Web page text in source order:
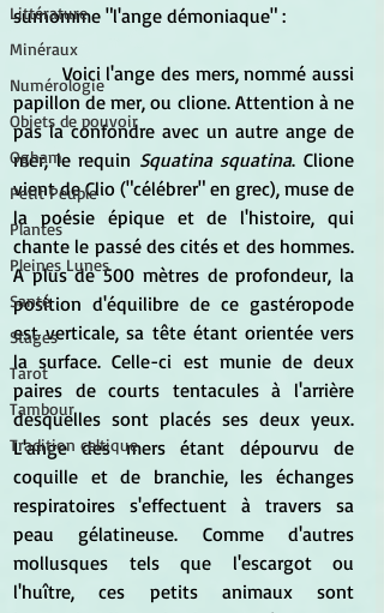
Littérature
Minéraux
Numérologie
Objets de pouvoir
Ogham
Petit Peuple
Plantes
Pleines Lunes
Santé
Stages
Tarot
Tambour
Tradition celtique
surnomme "l'ange démoniaque" :
	Voici l'ange des mers, nommé aussi
papillon de mer, ou clione. Attention à ne
pas la confondre avec un autre ange de
mer, le requin Squatina squatina. Clione
vient de Clio ("célébrer" en grec), muse de
la poésie épique et de l'histoire, qui
chante le passé des cités et des hommes.
A plus de 500 mètres de profondeur, la
position d'équilibre de ce gastéropode
est verticale, sa tête étant orientée vers
la surface. Celle-ci est munie de deux
paires de courts tentacules à l'arrière
desquelles sont placés ses deux yeux.
L'ange des mers étant dépourvu de
coquille et de branchie, les échanges
respiratoires s'effectuent à travers sa
peau gélatineuse. Comme d'autres
mollusques tels que l'escargot ou
l'huître, ces petits animaux sont